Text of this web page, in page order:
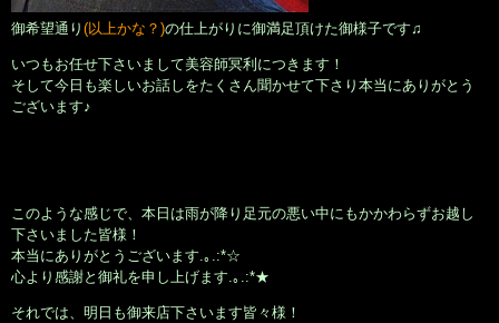
御希望通り (以上かな？)の仕上がりに御満足頂けた御様子です♫
いつもお任せ下さいまして美容師冥利につきます！
そして今日も楽しいお話しをたくさん聞かせて下さり本当にありがとう
ございます♪
このような感じで、本日は雨が降り足元の悪い中にもかかわらずお越し
下さいました皆様！
本当にありがとうございます.｡.:*☆
心より感謝と御礼を申し上げます.｡.:*★
それでは、明日も御来店下さいます皆々様！